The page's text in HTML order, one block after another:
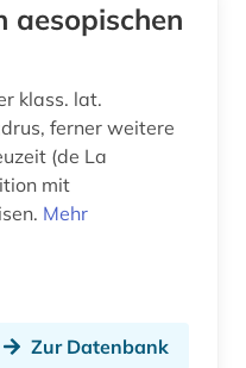
aesopischen
klass. lat.
ferner weitere
(de La
mit
Mehr
Zur Datenbank